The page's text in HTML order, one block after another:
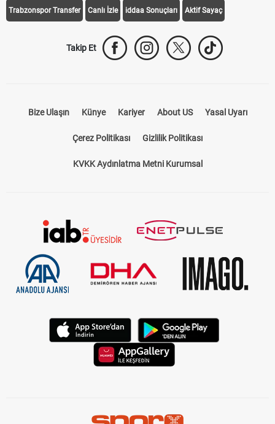
Trabzonspor Transfer Canlı İzle iddaa Sonuçları Aktif Sayaç
Takip Et
Bize Ulaşın Künye Kariyer About US Yasal Uyarı
Çerez Politikası Gizlilik Politikası
KVKK Aydınlatma Metni Kurumsal